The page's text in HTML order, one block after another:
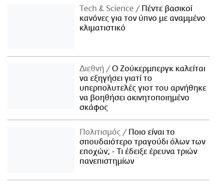
Τech & Science
Πέντε βασικοί
κανόνες για τον ύπνο με αναμμένο
κλιματιστικό
Διεθνή
Ο Ζούκερμπεργκ καλείται
να εξηγήσει γιατί το
υπερπολυτελές γιοτ του αρνήθηκε
να βοηθήσει ακινητοποιημένο
σκάφος
Πολιτισμός
Ποιο είναι το
σπουδαιότερο τραγούδι όλων των
εποχών; - Τι έδειξε έρευνα τριών
πανεπιστημίων